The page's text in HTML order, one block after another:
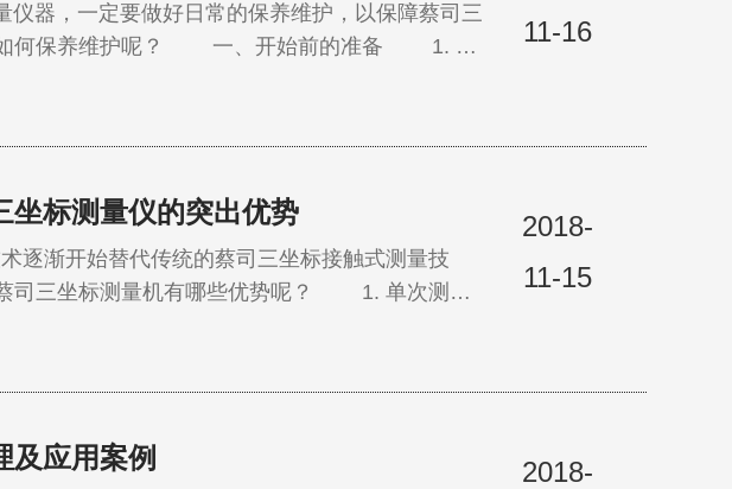
器，一定要做好日常的保养维护，以保障蔡司三
如何保养维护呢？ 一、开始前的准备 1. 蔡
11-16
坐标测量仪的突出优势
渐开始替代传统的蔡司三坐标接触式测量技
测量机有哪些优势呢？ 1. 单次测量
比，传统的接触 式测量设备仅可获得指定区域的
2018-
11-15
及应用案例
2018-